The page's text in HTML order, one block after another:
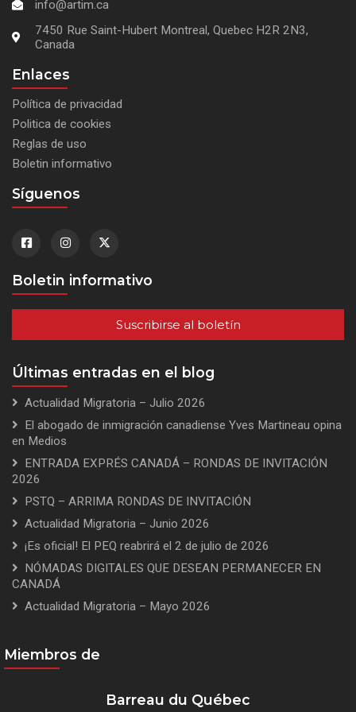
info@artim.ca
7450 Rue Saint-Hubert Montreal, Quebec H2R 2N3,
Canada
Enlaces
Política de privacidad
Politica de cookies
Reglas de uso
Boletin informativo
Síguenos
Boletin informativo
Suscribirse al boletín
Últimas entradas en el blog
Actualidad Migratoria – Julio 2026
El abogado de inmigración canadiense Yves Martineau opina
en Medios
ENTRADA EXPRÉS CANADÁ – RONDAS DE INVITACIÓN
2026
PSTQ – ARRIMA RONDAS DE INVITACIÓN
Actualidad Migratoria – Junio 2026
¡Es oficial! El PEQ reabrirá el 2 de julio de 2026
NÓMADAS DIGITALES QUE DESEAN PERMANECER EN
CANADÁ
Actualidad Migratoria – Mayo 2026
Miembros de
Barreau du Québec